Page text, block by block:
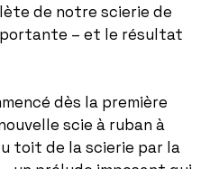
de notre scierie de
– et le résultat
dès la première
scie à ruban à
toit de la scierie par la